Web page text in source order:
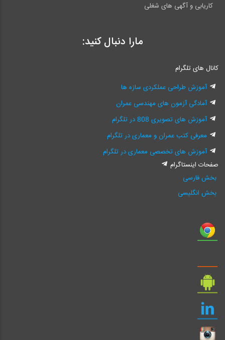
کاریابی و آگهی های شغلی
مارا دنبال کنید:
کانال های تلگرام
آموزش طراحی عملکردی سازه ها
آمادگی آزمون های مهندسی عمران
آموزش های تصویری 808 در تلگرام
معرفی کتب عمران و معماری در تلگرام
آموزش های تخصصی معماری در تلگرام
صفحات اینستاگرام
بخش فارسی
بخش انگلیسی